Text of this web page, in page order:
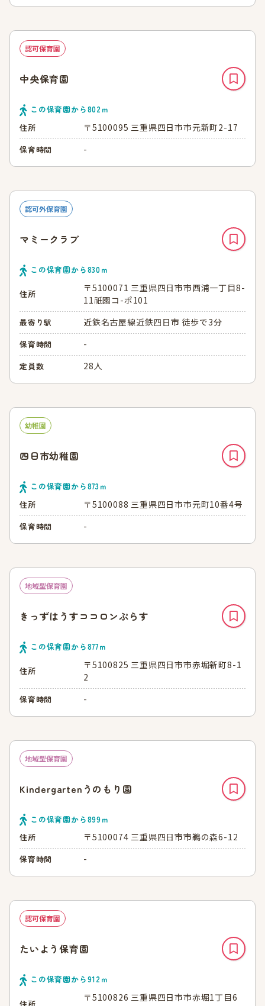
認可保育園
中央保育園
この保育園から802ｍ
住所
〒5100095 三重県四日市市元新町2-17
保育時間 -
認可外保育園
マミークラブ
この保育園から830ｍ
住所
〒5100071 三重県四日市市西浦一丁目8-
11祇園コ-ポ101
最寄り駅 近鉄名古屋線近鉄四日市 徒歩で3分
保育時間 -
定員数 28人
幼稚園
四日市幼稚園
この保育園から873ｍ
住所
〒5100088 三重県四日市市元町10番4号
保育時間 -
地域型保育園
きっずはうすココロンぷらす
この保育園から877ｍ
住所
〒5100825 三重県四日市市赤堀新町8-1
2
保育時間 -
地域型保育園
Kindergartenうのもり園
この保育園から899ｍ
住所
〒5100074 三重県四日市市鵜の森6-12
保育時間 -
認可保育園
たいよう保育園
この保育園から912ｍ
〒5100826 三重県四日市市赤堀1丁目6